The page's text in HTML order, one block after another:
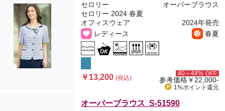
セロリー
オーバーブラウス
セロリー 2024 春夏
オフィスウェア
2024年発売
レディース
春夏
￥13,200(税込)
40～44% OFF
参考価格￥22,000-
1%ポイント 還元
オーバーブラウス S-51590